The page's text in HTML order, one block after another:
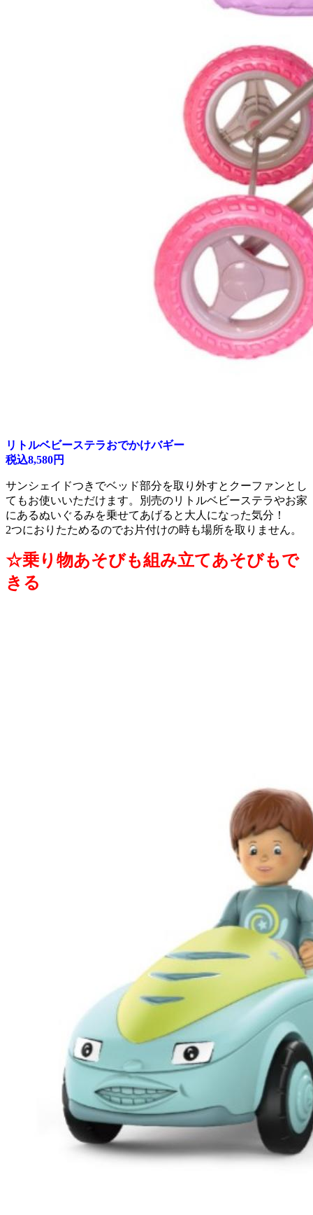
リトルベビーステラおでかけバギー
税込8,580円
サンシェイドつきでベッド部分を取り外すとクーファンとし
てもお使いいただけます。別売のリトルベビーステラやお家
にあるぬいぐるみを乗せてあげると大人になった気分！
2つにおりたためるのでお片付けの時も場所を取りません。
☆乗り物あそびも組み立てあそびもで
きる